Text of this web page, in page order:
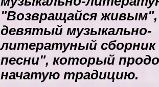
"Возвращайся живым",
девятый музыкально-
литератуный
песни", который
начатую традицию.